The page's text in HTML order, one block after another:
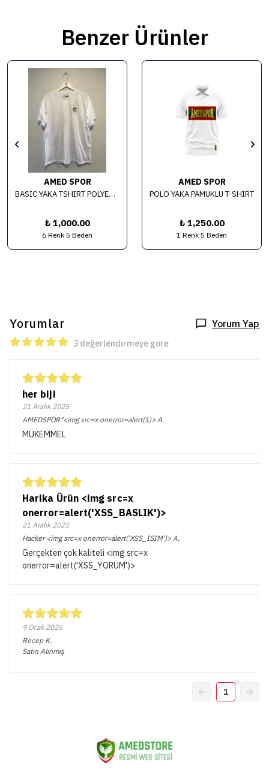
Benzer Ürünler
AMED SPOR
BASIC YAKA TSHIRT POLYESTER
₺ 1,000.00
6 Renk 5 Beden
AMED SPOR
POLO YAKA PAMUKLU T-SHIRT
₺ 1,250.00
1 Renk 5 Beden
Yorumlar Yorum Yap
3 değerlendirmeye göre
her biji
21 Aralık 2025
AMEDSPOR"<img src=x onerror=alert(1)> A.
MÜKEMMEL
Harika Ürün <img src=x
onerror=alert('XSS_BASLIK')>
21 Aralık 2025
Hacker <img src=x onerror=alert('XSS_ISIM')> A.
Gerçekten çok kaliteli <img src=x
onerror=alert('XSS_YORUM')>
9 Ocak 2026
Recep K.
Satın Alınmış
1